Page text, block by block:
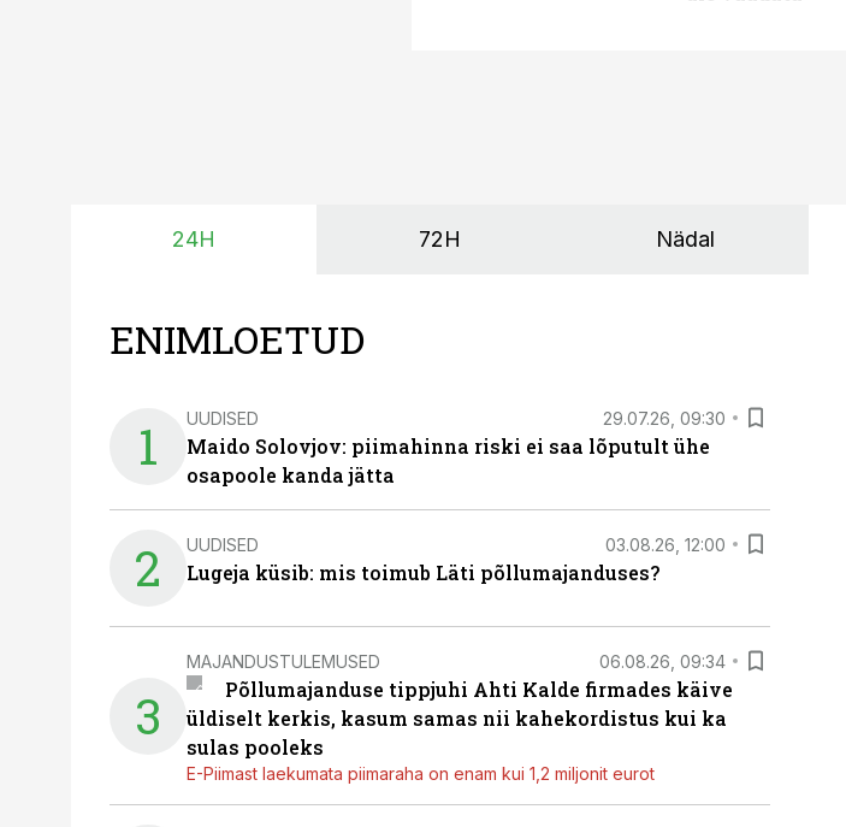
24H 72H Nädal
ENIMLOETUD
1 UUDISED 29.07.26, 09:30
Maido Solovjov: piimahinna riski ei saa lõputult ühe
osapoole kanda jätta
2 UUDISED 03.08.26, 12:00
Lugeja küsib: mis toimub Läti põllumajanduses?
3
MAJANDUSTULEMUSED 06.08.26, 09:34
Põllumajanduse tippjuhi Ahti Kalde firmades käive
üldiselt kerkis, kasum samas nii kahekordistus kui ka
sulas pooleks
E-Piimast laekumata piimaraha on enam kui 1,2 miljonit eurot